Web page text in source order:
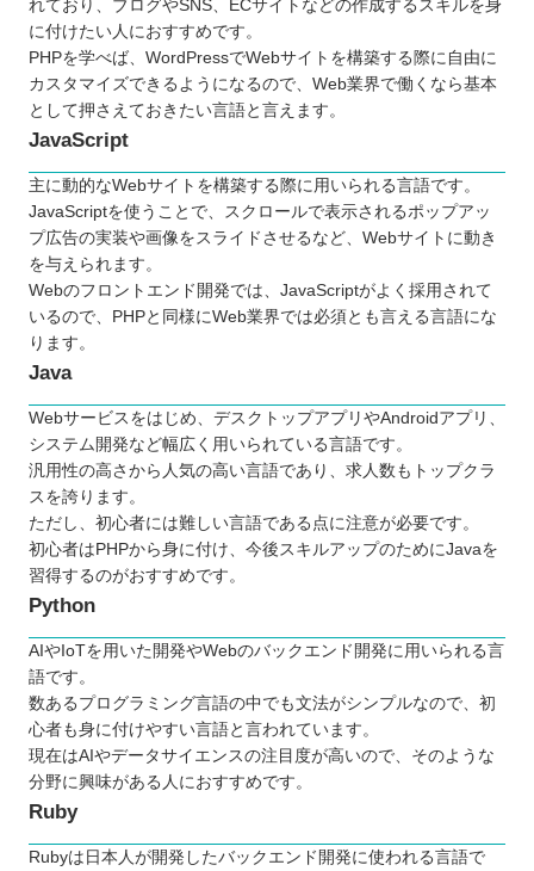
れており、ブログやSNS、ECサイトなどの作成するスキルを身
に付けたい人におすすめです。
PHPを学べば、WordPressでWebサイトを構築する際に自由に
カスタマイズできるようになるので、Web業界で働くなら基本
として押さえておきたい言語と言えます。
JavaScript
主に動的なWebサイトを構築する際に用いられる言語です。
JavaScriptを使うことで、スクロールで表示されるポップアッ
プ広告の実装や画像をスライドさせるなど、Webサイトに動き
を与えられます。
Webのフロントエンド開発では、JavaScriptがよく採用されて
いるので、PHPと同様にWeb業界では必須とも言える言語にな
ります。
Java
Webサービスをはじめ、デスクトップアプリやAndroidアプリ、
システム開発など幅広く用いられている言語です。
汎用性の高さから人気の高い言語であり、求人数もトップクラ
スを誇ります。
ただし、初心者には難しい言語である点に注意が必要です。
初心者はPHPから身に付け、今後スキルアップのためにJavaを
習得するのがおすすめです。
Python
AIやIoTを用いた開発やWebのバックエンド開発に用いられる言
語です。
数あるプログラミング言語の中でも文法がシンプルなので、初
心者も身に付けやすい言語と言われています。
現在はAIやデータサイエンスの注目度が高いので、そのような
分野に興味がある人におすすめです。
Ruby
Rubyは日本人が開発したバックエンド開発に使われる言語で